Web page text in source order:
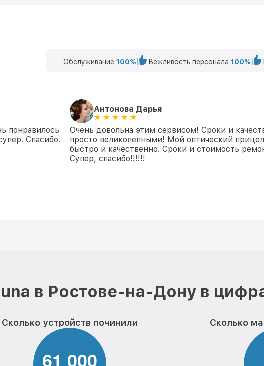
Обслуживание 100% Вежливость персонала 100%
понравилось
Спасибо.
Антонова Дарья
Очень довольна этим сервисом! Сроки и
просто великолепными! Мой оптический
быстро и качественно. Сроки и стоимость
Супер, спасибо!!!!!!
в Ростове-на-Дону в
Сколько устройств починили
61 000
Сколько